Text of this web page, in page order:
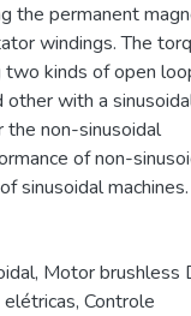
the permanent
windings. The
two kinds of open
with a
the non-sinusoidal
of non-
sinusoidal machines.
, Motor brushless
elétricas, Controle